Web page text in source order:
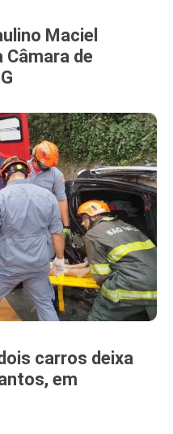
Maciel
Câmara de
carros deixa
em